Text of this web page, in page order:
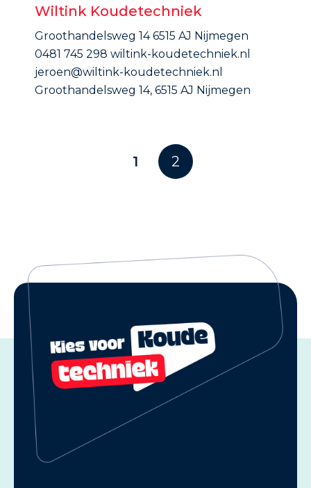
Wiltink Koudetechniek
Groothandelsweg 14 6515 AJ Nijmegen
0481 745 298 wiltink-koudetechniek.nl
jeroen@wiltink-koudetechniek.nl
Groothandelsweg 14, 6515 AJ Nijmegen
1 2